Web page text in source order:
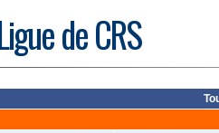
de CRS